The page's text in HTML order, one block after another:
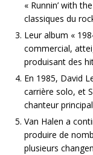
« Runnin’ with
classiques du
Leur album «
commercial,
produisant des
En 1985, David
carrière solo, et
chanteur
Van Halen a
produire de
plusieurs